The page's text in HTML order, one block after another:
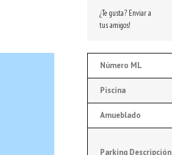
¿Te gusta? Enviar a
tus amigos!
Número ML
Piscina
Amueblado
Parking Descripción